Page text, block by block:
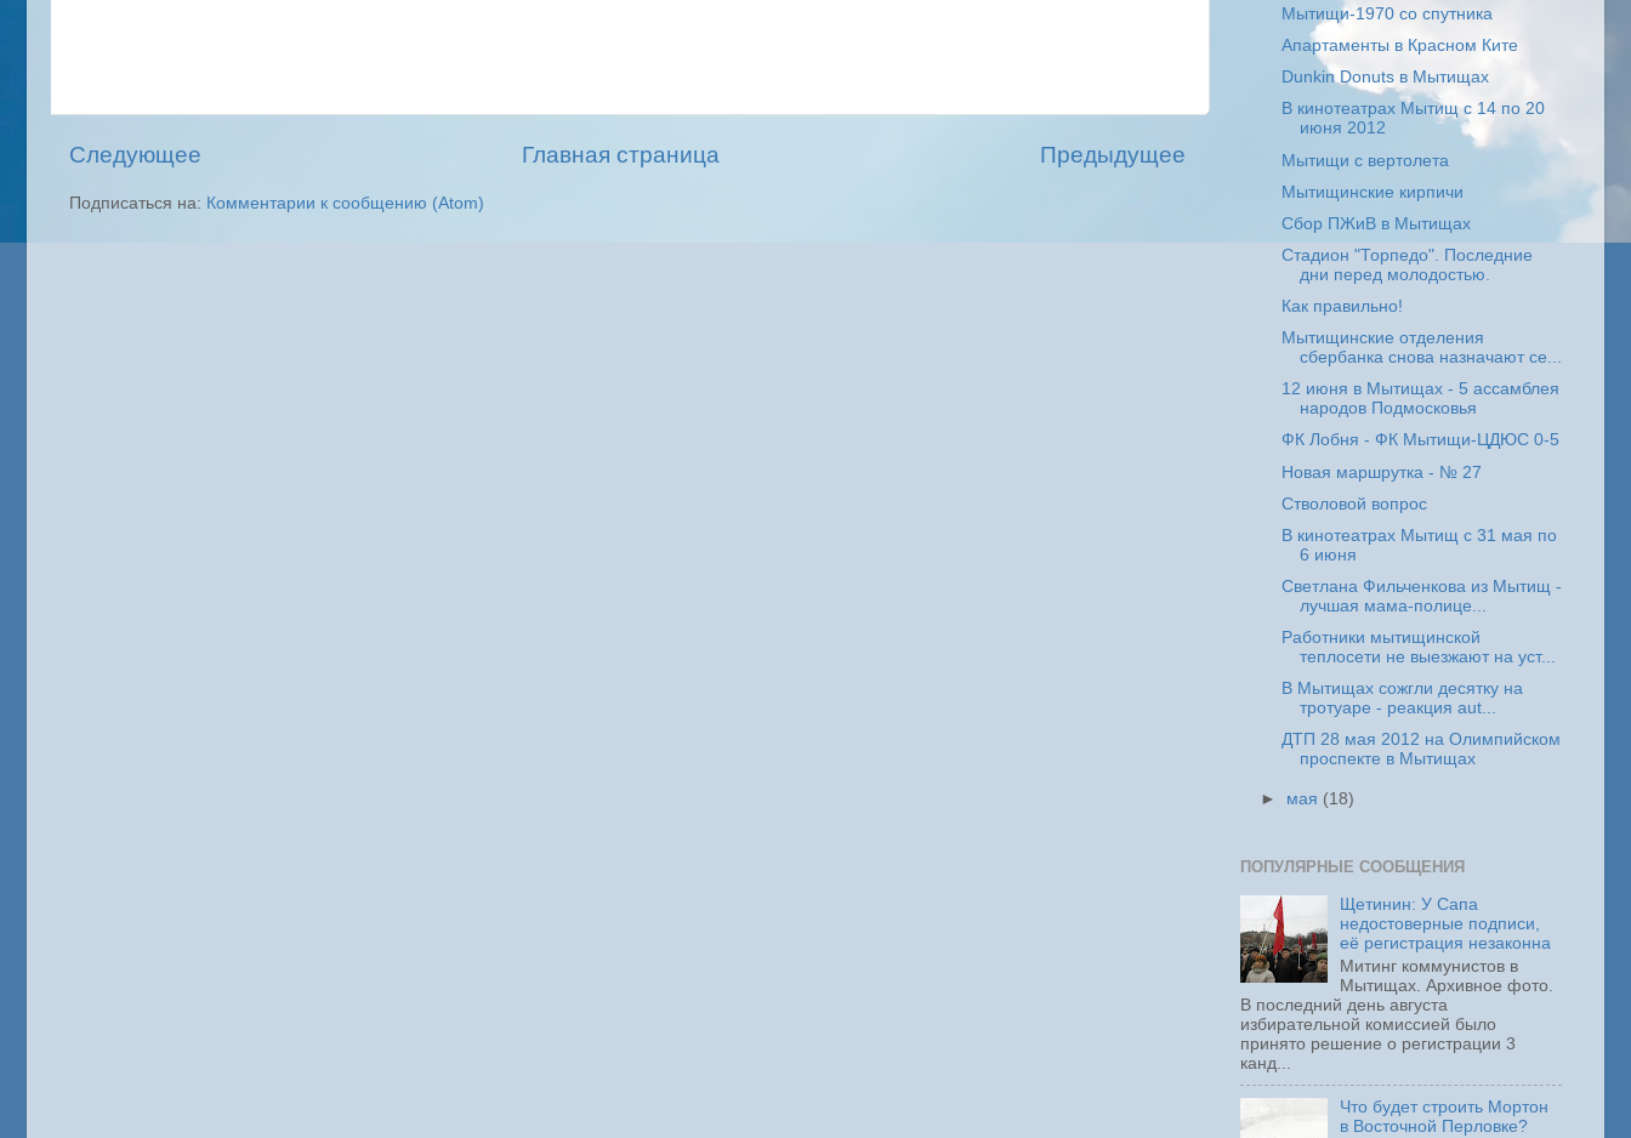
Следующее Предыдущее
Главная страница
Подписаться на: Комментарии к сообщению (Atom)
Мытищи-1970 со спутника
Апартаменты в Красном Ките
Dunkin Donuts в Мытищах
В кинотеатрах Мытищ с 14 по 20
июня 2012
Мытищи с вертолета
Мытищинские кирпичи
Сбор ПЖиВ в Мытищах
Стадион "Торпедо". Последние
дни перед молодостью.
Как правильно!
Мытищинские отделения
сбербанка снова назначают се...
12 июня в Мытищах - 5 ассамблея
народов Подмосковья
ФК Лобня - ФК Мытищи-ЦДЮС 0-5
Новая маршрутка - № 27
Стволовой вопрос
В кинотеатрах Мытищ с 31 мая по
6 июня
Светлана Фильченкова из Мытищ -
лучшая мама-полице...
Работники мытищинской
теплосети не выезжают на уст...
В Мытищах сожгли десятку на
тротуаре - реакция aut...
ДТП 28 мая 2012 на Олимпийском
проспекте в Мытищах
► мая (18)
ПОПУЛЯРНЫЕ СООБЩЕНИЯ
Щетинин: У Сапа
недостоверные подписи,
её регистрация незаконна
Митинг коммунистов в
Мытищах. Архивное фото.
В последний день августа
избирательной комиссией было
принято решение о регистрации 3
канд...
Что будет строить Мортон
в Восточной Перловке?